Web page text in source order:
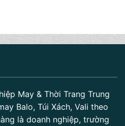
May & Thời Trang Trung
Balo, Túi Xách, Vali theo
là doanh nghiệp, trường